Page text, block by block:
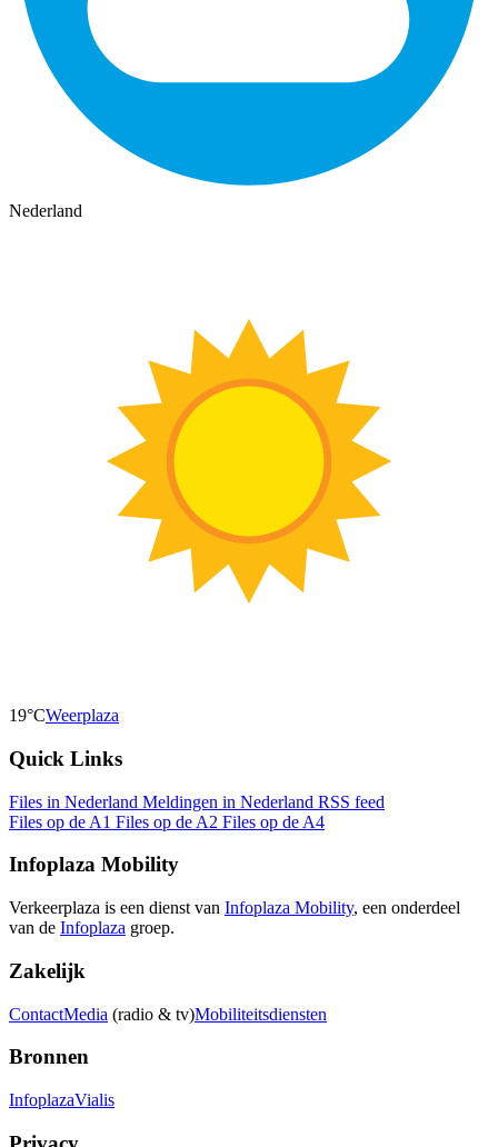
Nederland
19°CWeerplaza
Quick Links
Files in Nederland Meldingen in Nederland RSS feed
Files op de A1 Files op de A2 Files op de A4
Infoplaza Mobility
Verkeerplaza is een dienst van Infoplaza Mobility, een onderdeel
van de Infoplaza groep.
Zakelijk
ContactMedia (radio & tv)Mobiliteitsdiensten
Bronnen
InfoplazaVialis